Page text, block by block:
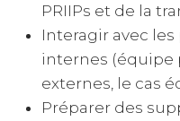
PRIIPs et de la
Interagir avec
internes (équipe
externes, le cas
Préparer des